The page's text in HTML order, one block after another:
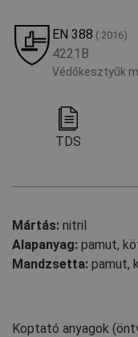
EN 388 (:2016)
4221B
Védőkesztyűk
TDS
Mártás: nitril
Alapanyag: pamut,
Mandzsetta: pamut,
Koptató anyagok